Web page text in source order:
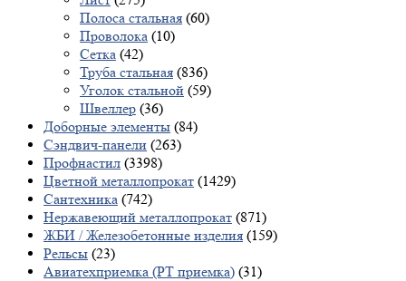
Полоса стальная (60)
Проволока (10)
Сетка (42)
Труба стальная (836)
Уголок стальной (59)
Швеллер (36)
Доборные элементы (84)
Сэндвич-панели (263)
Профнастил (3398)
Цветной металлопрокат (1429)
Сантехника (742)
Нержавеющий металлопрокат (871)
ЖБИ / Железобетонные изделия (159)
Рельсы (23)
Авиатехприемка (РТ приемка) (31)